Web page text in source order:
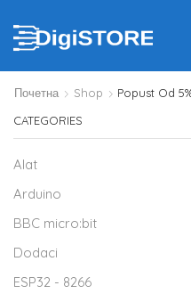
Почетна Shop Popust Od
CATEGORIES
Alat
Arduino
BBC micro:bit
Dodaci
ESP32 - 8266